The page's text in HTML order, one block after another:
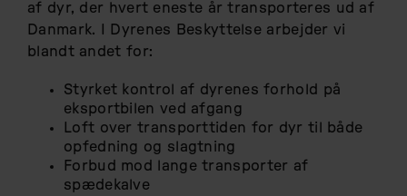
af dyr, der hvert eneste år transporteres ud af
Danmark. I Dyrenes Beskyttelse arbejder vi
blandt andet for:
Styrket kontrol af dyrenes forhold på
eksportbilen ved afgang
Loft over transporttiden for dyr til både
opfedning og slagtning
Forbud mod lange transporter af
spædekalve